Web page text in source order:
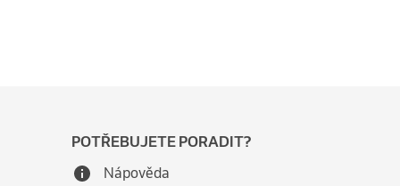
POTŘEBUJETE PORADIT?
Nápověda